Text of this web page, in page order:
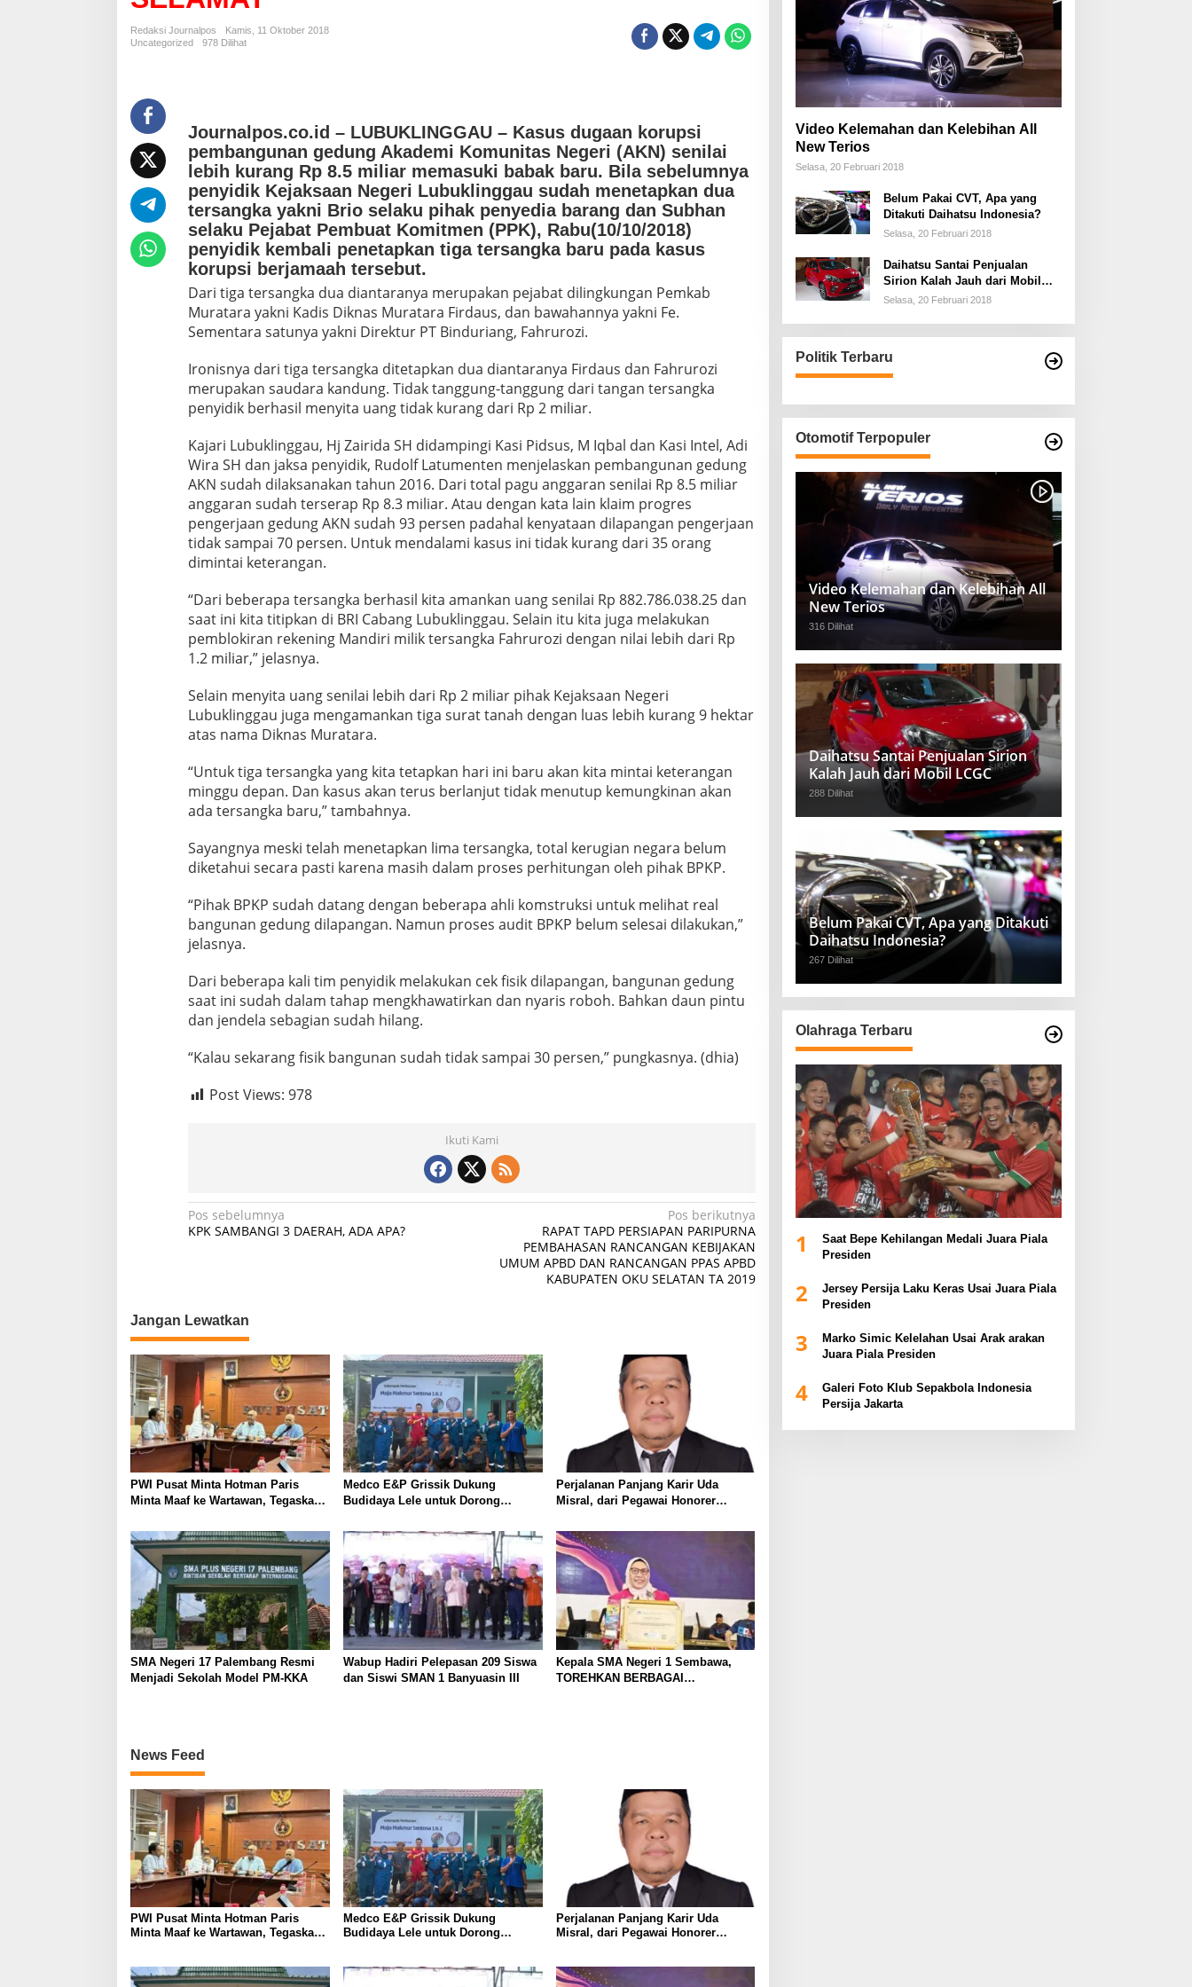
B
G
A
U
T
E
T
A
P
K
A
N
L
I
T
E
R
A
N
G
K
A
,
R
P
2
U
A
N
G
N
G
A
R
A
E
L
A
T
Redaksi Journalpos
Kamis, 11 Oktober 2018
Uncategorized
978 Dilihat
Journalpos.co.id – LUBUKLINGGAU – Kasus dugaan korupsi
pembangunan gedung Akademi Komunitas Negeri (AKN) senilai
lebih kurang Rp 8.5 miliar memasuki babak baru. Bila sebelumnya
penyidik Kejaksaan Negeri Lubuklinggau sudah menetapkan dua
tersangka yakni Brio selaku pihak penyedia barang dan Subhan
selaku Pejabat Pembuat Komitmen (PPK), Rabu(10/10/2018)
penyidik kembali penetapkan tiga tersangka baru pada kasus
korupsi berjamaah tersebut.
Dari tiga tersangka dua diantaranya merupakan pejabat dilingkungan Pemkab
Muratara yakni Kadis Diknas Muratara Firdaus, dan bawahannya yakni Fe.
Sementara satunya yakni Direktur PT Binduriang, Fahrurozi.
Ironisnya dari tiga tersangka ditetapkan dua diantaranya Firdaus dan Fahrurozi
merupakan saudara kandung. Tidak tanggung-tanggung dari tangan tersangka
penyidik berhasil menyita uang tidak kurang dari Rp 2 miliar.
Kajari Lubuklinggau, Hj Zairida SH didampingi Kasi Pidsus, M Iqbal dan Kasi Intel, Adi
Wira SH dan jaksa penyidik, Rudolf Latumenten menjelaskan pembangunan gedung
AKN sudah dilaksanakan tahun 2016. Dari total pagu anggaran senilai Rp 8.5 miliar
anggaran sudah terserap Rp 8.3 miliar. Atau dengan kata lain klaim progres
pengerjaan gedung AKN sudah 93 persen padahal kenyataan dilapangan pengerjaan
tidak sampai 70 persen. Untuk mendalami kasus ini tidak kurang dari 35 orang
dimintai keterangan.
“Dari beberapa tersangka berhasil kita amankan uang senilai Rp 882.786.038.25 dan
saat ini kita titipkan di BRI Cabang Lubuklinggau. Selain itu kita juga melakukan
pemblokiran rekening Mandiri milik tersangka Fahrurozi dengan nilai lebih dari Rp
1.2 miliar,” jelasnya.
Selain menyita uang senilai lebih dari Rp 2 miliar pihak Kejaksaan Negeri
Lubuklinggau juga mengamankan tiga surat tanah dengan luas lebih kurang 9 hektar
atas nama Diknas Muratara.
“Untuk tiga tersangka yang kita tetapkan hari ini baru akan kita mintai keterangan
minggu depan. Dan kasus akan terus berlanjut tidak menutup kemungkinan akan
ada tersangka baru,” tambahnya.
Sayangnya meski telah menetapkan lima tersangka, total kerugian negara belum
diketahui secara pasti karena masih dalam proses perhitungan oleh pihak BPKP.
“Pihak BPKP sudah datang dengan beberapa ahli komstruksi untuk melihat real
bangunan gedung dilapangan. Namun proses audit BPKP belum selesai dilakukan,”
jelasnya.
Dari beberapa kali tim penyidik melakukan cek fisik dilapangan, bangunan gedung
saat ini sudah dalam tahap mengkhawatirkan dan nyaris roboh. Bahkan daun pintu
dan jendela sebagian sudah hilang.
“Kalau sekarang fisik bangunan sudah tidak sampai 30 persen,” pungkasnya. (dhia)
Post Views: 978
Ikuti Kami
N
a
g
a
s
i
p
o
s
Pos sebelumnya
KPK SAMBANGI 3 DAERAH, ADA APA?
Pos berikutnya
RAPAT TAPD PERSIAPAN PARIPURNA
PEMBAHASAN RANCANGAN KEBIJAKAN
UMUM APBD DAN RANCANGAN PPAS APBD
KABUPATEN OKU SELATAN TA 2019
Jangan Lewatkan
PWI Pusat Minta Hotman Paris
Minta Maaf ke Wartawan, Tegaskan
Medco E&P Grissik Dukung
Budidaya Lele untuk Dorong
Perjalanan Panjang Karir Uda
Misral, dari Pegawai Honorer
Jabatan Struktural Eselon III
SMA Negeri 17 Palembang Resmi
Menjadi Sekolah Model PM-KKA
Wabup Hadiri Pelepasan 209 Siswa
dan Siswi SMAN 1 Banyuasin III
Kepala SMA Negeri 1 Sembawa,
TOREHKAN BERBAGAI
News Feed
PWI Pusat Minta Hotman Paris
Minta Maaf ke Wartawan, Tegaskan
Medco E&P Grissik Dukung
Budidaya Lele untuk Dorong
Perjalanan Panjang Karir Uda
Misral, dari Pegawai Honorer
Video Kelemahan dan Kelebihan All
New Terios
Selasa, 20 Februari 2018
Belum Pakai CVT, Apa yang
Ditakuti Daihatsu Indonesia?
Selasa, 20 Februari 2018
Daihatsu Santai Penjualan
Sirion Kalah Jauh dari Mobil
LCGC
Selasa, 20 Februari 2018
Politik Terbaru
Otomotif Terpopuler
Video Kelemahan dan Kelebihan All
New Terios
316 Dilihat
Daihatsu Santai Penjualan Sirion
Kalah Jauh dari Mobil LCGC
288 Dilihat
Belum Pakai CVT, Apa yang Ditakuti
Daihatsu Indonesia?
267 Dilihat
Olahraga Terbaru
1
Saat Bepe Kehilangan Medali Juara Piala
Presiden
2
Jersey Persija Laku Keras Usai Juara Piala
Presiden
3
Marko Simic Kelelahan Usai Arak arakan
Juara Piala Presiden
4
Galeri Foto Klub Sepakbola Indonesia
Persija Jakarta